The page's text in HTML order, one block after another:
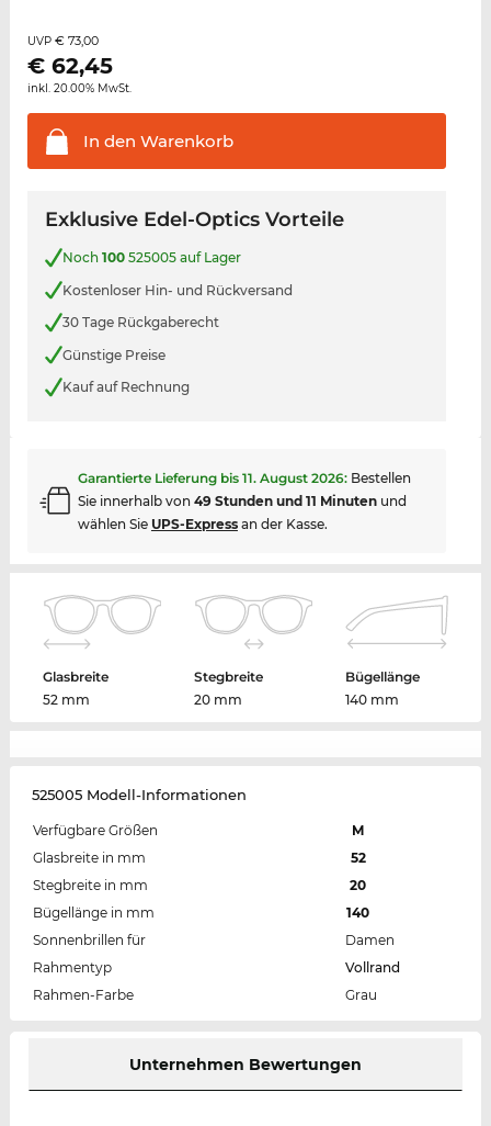
UVP € 73,00
€ 62,45
inkl. 20.00% MwSt.
In den Warenkorb
Exklusive Edel-Optics Vorteile
Noch 100525005 auf Lager
Kostenloser Hin- und Rückversand
30 Tage Rückgaberecht
Günstige Preise
Kauf auf Rechnung
Garantierte Lieferung bis 11. August 2026: Bestellen
Sie innerhalb von 49 Stunden und 11 Minutenund
wählen Sie UPS-Expressan der Kasse.
Glasbreite
52 mm
Stegbreite
20 mm
Bügellänge
140 mm
525005 Modell-Informationen
Verfügbare Größen
M
Glasbreite in mm
52
Stegbreite in mm
20
Bügellänge in mm
140
Sonnenbrillen für
Damen
Rahmentyp
Vollrand
Rahmen-Farbe
Grau
Unternehmen Bewertungen